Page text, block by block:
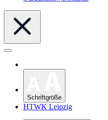
Schriftgröße
HTWK Leipzig